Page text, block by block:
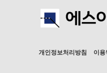
개인정보처리방침 이용